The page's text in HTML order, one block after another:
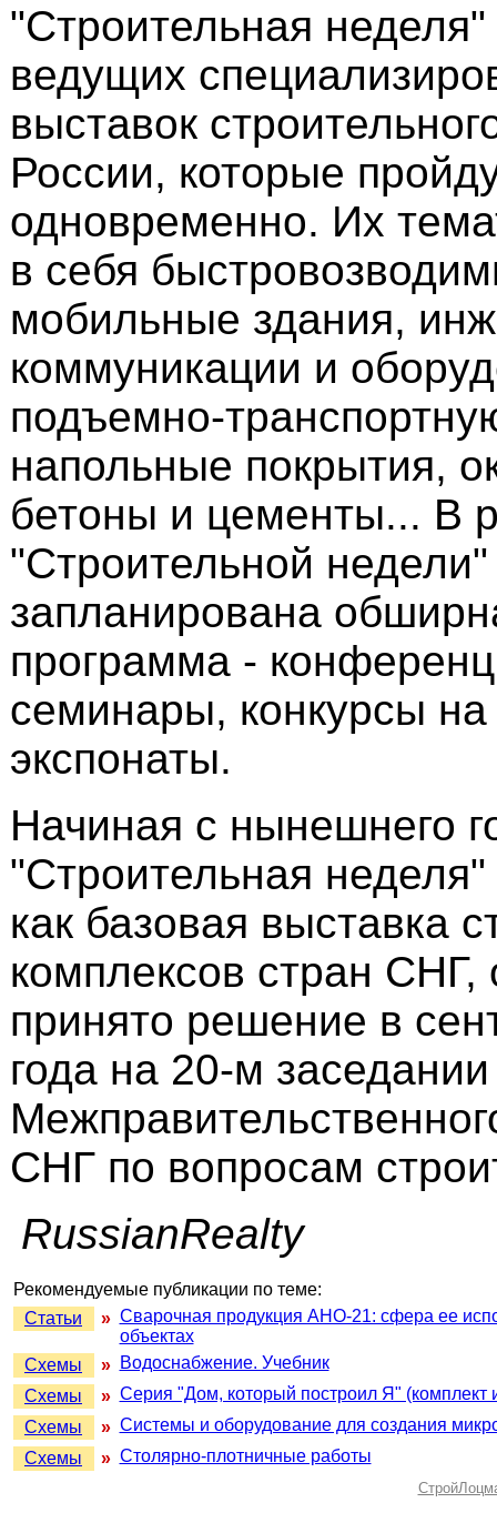
"Строительная неделя"
ведущих
выставок
России, которые
одновременно. Их
в себя
мобильные здания,
коммуникации и
подъемно-
напольные покрытия,
бетоны и цементы... В
"Строительной недели"
запланирована
программа -
семинары, конкурсы
экспонаты.
Начиная с нынешнего
"Строительная
как базовая выставка
комплексов стран
принято решение в
года на 20-м заседании
СНГ по вопросам
RussianRealty
Рекомендуемые публикации по теме:
Статьи
» Сварочная продукция АНО-21: сфера ее
объектах
Схемы
»
Водоснабжение. Учебник
Схемы
» Серия "Дом, который построил Я" (комплект
Схемы
» Системы и оборудование для создания
Схемы
» Столярно-плотничные работы